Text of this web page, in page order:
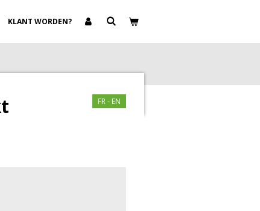
KLANT WORDEN?
FR - EN